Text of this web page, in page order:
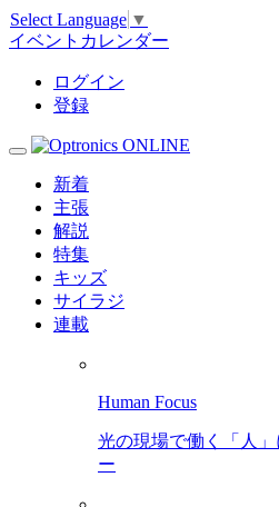
Select Language ▼
イベントカレンダー
ログイン
登録
新着
主張
解説
特集
キッズ
サイラジ
連載
Human Focus
光の現場で働く「人
ー